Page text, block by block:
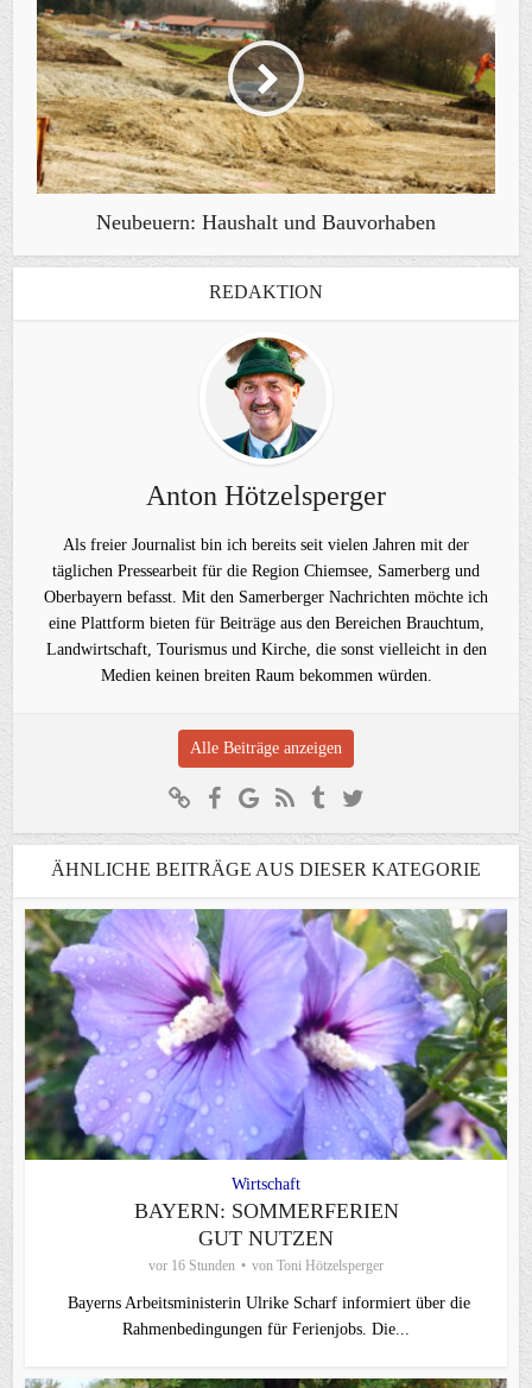
Neubeuern: Haushalt und Bauvorhaben
REDAKTION
Anton Hötzelsperger
Als freier Journalist bin ich bereits seit vielen Jahren mit der
täglichen Pressearbeit für die Region Chiemsee, Samerberg und
Oberbayern befasst. Mit den Samerberger Nachrichten möchte ich
eine Plattform bieten für Beiträge aus den Bereichen Brauchtum,
Landwirtschaft, Tourismus und Kirche, die sonst vielleicht in den
Medien keinen breiten Raum bekommen würden.
Alle Beiträge anzeigen
ÄHNLICHE BEITRÄGE AUS DIESER KATEGORIE
Wirtschaft
BAYERN: SOMMERFERIEN
GUT NUTZEN
vor 16 Stunden von Toni Hötzelsperger
Bayerns Arbeitsministerin Ulrike Scharf informiert über die
Rahmenbedingungen für Ferienjobs. Die...